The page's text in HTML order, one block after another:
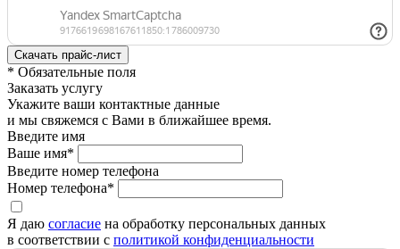
* Обязательные поля
Заказать услугу
Укажите ваши контактные данные
и мы свяжемся с Вами в ближайшее время.
Введите имя
Ваше имя*
Введите номер телефона
Номер телефона*
Я даю согласие на обработку персональных данных
в соответствии с политикой конфиденциальности